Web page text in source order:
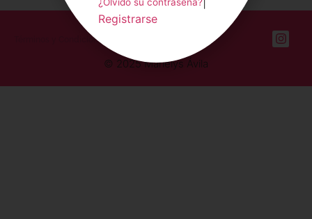
Términos y Condiciones
© 2025 Marielys Ávila
Registrarse